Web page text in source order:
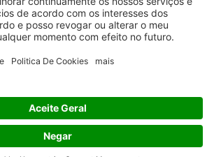
Política antissuborno e anticorrupção
e tráfico humano
Política de HSE
Política de Qualidade
Learn Deliver
Copyright© ADAMA